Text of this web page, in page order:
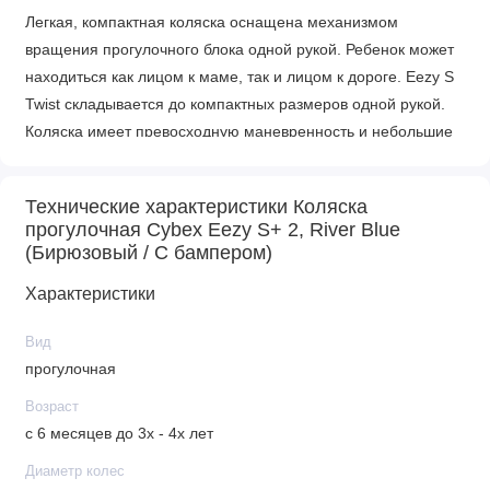
Легкая, компактная коляска оснащена механизмом
вращения прогулочного блока одной рукой. Ребенок может
находиться как лицом к маме, так и лицом к дороге. Eezy S
Twist складывается до компактных размеров одной рукой.
Коляска имеет превосходную маневренность и небольшие
также проходить в любые дверные проемы и лифт.
На раму Eezy S Twist можно установить автокресло
возрастной категории 0+ или спальный блок (приобретается
систему.
Характеристики
• Высота спинки: 50 см
Технические характеристики Коляска
прогулочная Cybex Eezy S+ 2, River Blue
(Бирюзовый / С бампером)
Характеристики
Вид
прогулочная
Возраст
с 6 месяцев до 3х - 4х лет
Диаметр колес